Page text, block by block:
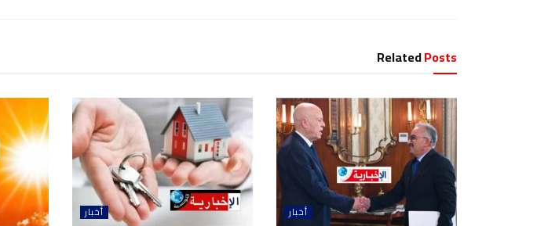
RelatedPosts
أخبار أخبار